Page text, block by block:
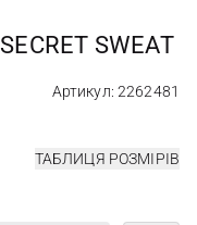
SWEAT
Артикул: 2262481
ТАБЛИЦЯ РОЗМІРІВ